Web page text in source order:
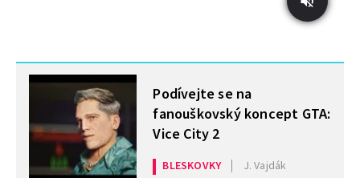
MOHLO BY VÁS ZAJÍMAT
Podívejte se na
fanouškovský koncept GTA:
Vice City 2
BLESKOVKY J. Vajdák